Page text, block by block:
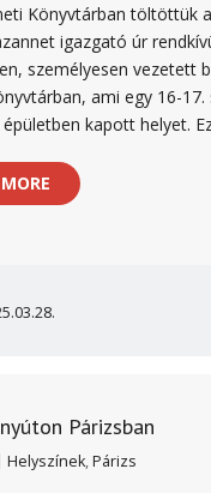
Könyvtárban töltöttük
igazgató úr
személyesen vezetett
ami egy 16-17.
kapott helyet.
Párizsban
Helyszínek,Párizs